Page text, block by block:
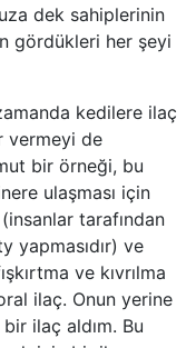
dek sahiplerinin
gördükleri her şeyi
kedilere ilaç
vermeyi de
bir örneği, bu
ulaşması için
tarafından
yapmasıdır) ve
ve kıvrılma
ilaç. Onun yerine
ilaç aldım. Bu